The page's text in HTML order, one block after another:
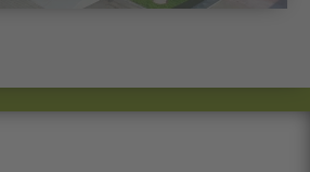
Video anzusehen.